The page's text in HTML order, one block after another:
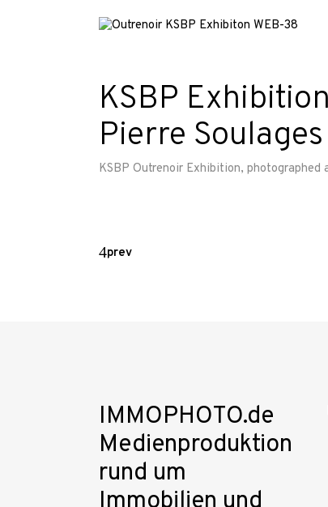
KSBP
Pierre Soulages
KSBP Outrenoir Exhibition, photographed
prev
IMMOPHOTO.de
Medienproduktion
rund um